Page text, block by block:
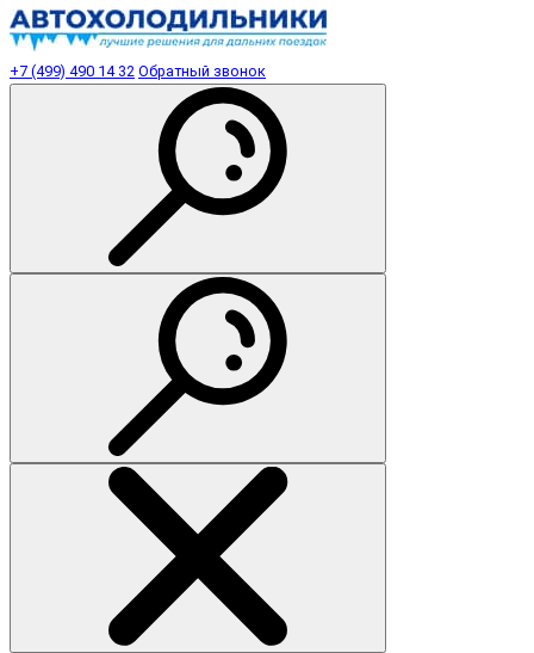
+7 (499) 490 14 32 Обратный звонок